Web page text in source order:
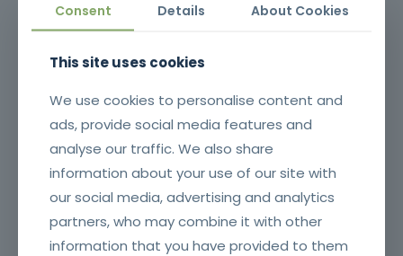
15 anos a qualificar profissionais em todo o
território nacional.
DGERT IMT INEM ANEPC
NAVEGAÇÃO
Sobre Nós
Oferta Formativa
Equipa
Organograma
Consent Details About Cookies
This site uses cookies
We use cookies to personalise content and
ads, provide social media features and
analyse our traffic. We also share
information about your use of our site with
our social media, advertising and analytics
partners, who may combine it with other
information that you have provided to them